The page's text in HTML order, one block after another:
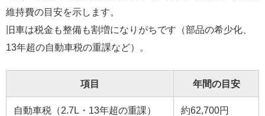
維持費の目安を示します。
旧車は税金も整備も割増になりがちです（部品の希少化、
13年超の自動車税の重課など）。
項目 年間の目安
自動車税（2.7L・13年超の重課） 約62,700円